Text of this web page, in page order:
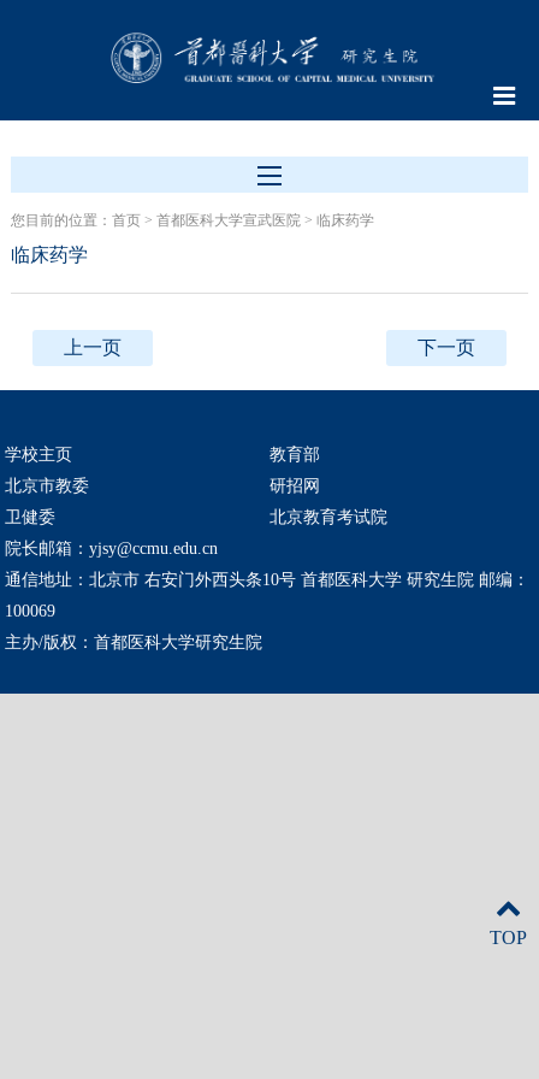
您目前的位置： 首页> 首都医科大学宣武医院> 临床药学
临床药学
上一页 下一页
学校主页
教育部
北京市教委
研招网
卫健委
北京教育考试院
院长邮箱：yjsy@ccmu.edu.cn
通信地址：北京市 右安门外西头条10号 首都医科大学 研究生院 邮编：
100069
主办/版权：首都医科大学研究生院
TOP